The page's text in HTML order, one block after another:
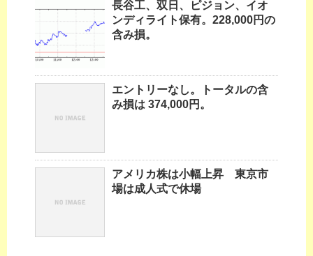
長谷工、双日、ピジョン、イオ
ンディライト保有。228,000円の
含み損。
エントリーなし。トータルの含
み損は 374,000円。
アメリカ株は小幅上昇 東京市
場は成人式で休場